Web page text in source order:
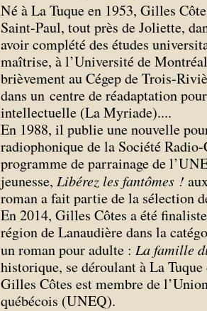
Né à La Tuque en 1953, Gilles
Saint-Paul, tout près de Joliette,
avoir complété des études
maîtrise, à l’Université de
brièvement au Cégep de Trois-
dans un centre de réadaptation
intellectuelle (La Myriade)....
En 1988, il publie une nouvelle
radiophonique de la Société Radio-
programme de parrainage de
jeunesse, Libérez les fantômes !
roman a fait partie de la sélection
En 2014, Gilles Côtes a été
région de Lanaudière dans la
un roman pour adulte : La famille
historique, se déroulant à La Tuque
Gilles Côtes est membre de
québécois (UNEQ).